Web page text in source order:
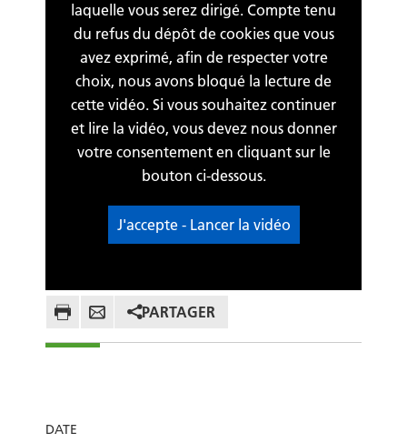
laquelle vous serez dirigé. Compte tenu
du refus du dépôt de cookies que vous
avez exprimé, afin de respecter votre
choix, nous avons bloqué la lecture de
cette vidéo. Si vous souhaitez continuer
et lire la vidéo, vous devez nous donner
votre consentement en cliquant sur le
bouton ci-dessous.
J'accepte - Lancer la vidéo
PARTAGER
DATE